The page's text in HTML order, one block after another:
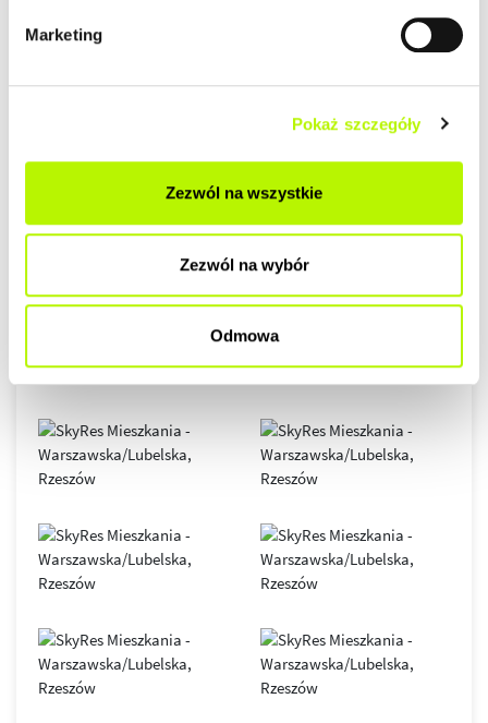
Marketing
Pokaż szczegóły
Zezwól na wszystkie
Zezwól na wybór
Odmowa